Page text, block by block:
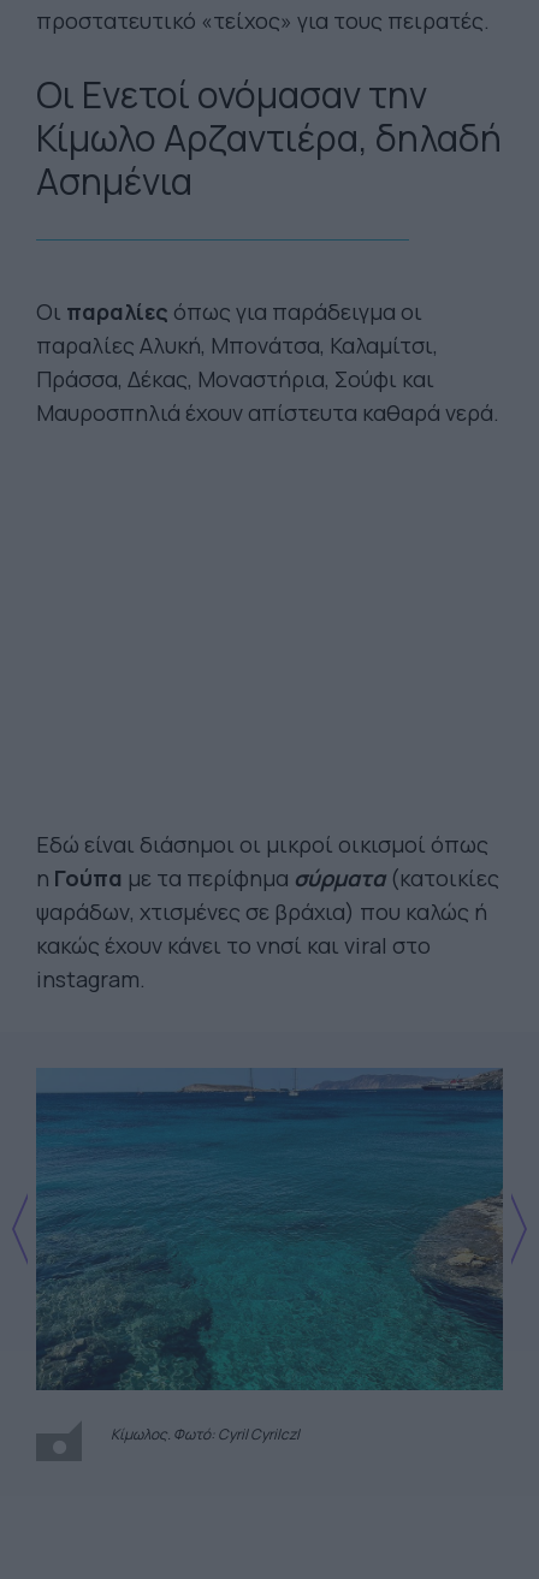
προστατευτικό «τείχος» για τους πειρατές.
Οι Ενετοί ονόμασαν την
Κίμωλο Αρζαντιέρα, δηλαδή
Ασημένια
Οι παραλίες όπως για παράδειγμα οι
παραλίες Αλυκή, Μπονάτσα, Καλαμίτσι,
Πράσσα, Δέκας, Μοναστήρια, Σούφι και
Μαυροσπηλιά έχουν απίστευτα καθαρά νερά.
Εδώ είναι διάσημοι οι μικροί οικισμοί όπως
η Γούπα με τα περίφημα σύρματα(κατοικίες
ψαράδων, χτισμένες σε βράχια) που καλώς ή
κακώς έχουν κάνει το νησί και viral στο
instagram.
Κίμωλος. Φωτό: Cyril Cyrilczl